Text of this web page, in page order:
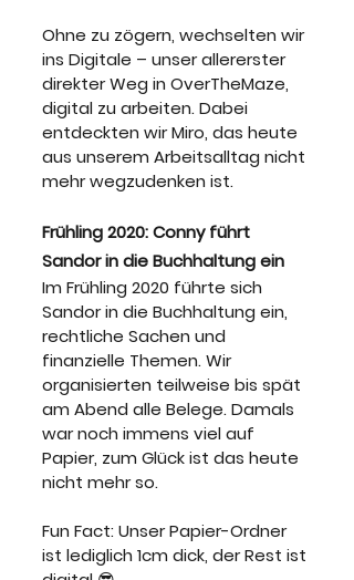
Ohne zu zögern, wechselten wir
ins Digitale – unser allererster
direkter Weg in OverTheMaze,
digital zu arbeiten. Dabei
entdeckten wir Miro, das heute
aus unserem Arbeitsalltag nicht
mehr wegzudenken ist.
Frühling 2020: Conny führt
Sandor in die Buchhaltung ein
Im Frühling 2020 führte sich
Sandor in die Buchhaltung ein,
rechtliche Sachen und
finanzielle Themen. Wir
organisierten teilweise bis spät
am Abend alle Belege. Damals
war noch immens viel auf
Papier, zum Glück ist das heute
nicht mehr so.
Fun Fact: Unser Papier-Ordner
ist lediglich 1cm dick, der Rest ist